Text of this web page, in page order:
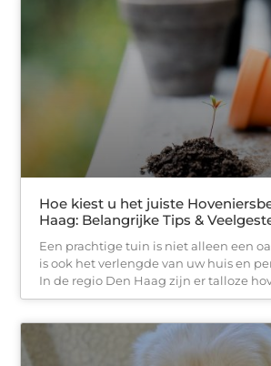
Hoe kiest u het juiste
Haag: Belangrijke Tips &
Een prachtige tuin is niet alleen een
is ook het verlengde van uw huis en
In de regio Den Haag zijn er talloze